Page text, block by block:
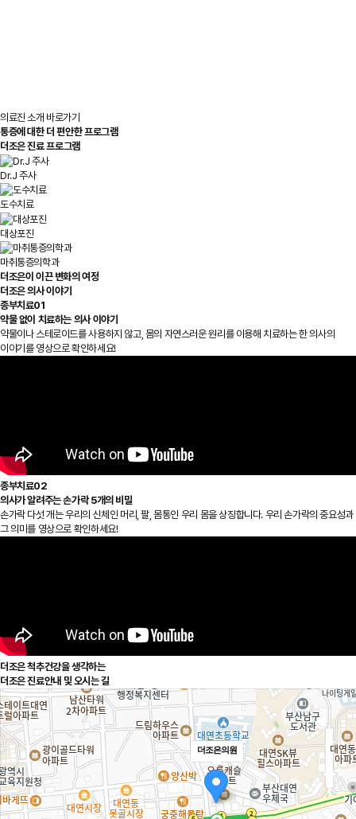
의료진 소개 바로가기
통증에 대한 더 편안한 프로그램
더조은 진료프로그램
Dr.J 주사
도수치료
대상포진
마취통증의학과
더조은이 이끈 변화의 여정
더조은의사 이야기
종부치료01
약물 없이 치료하는 의사 이야기
약물이나 스테로이드를 사용하지 않고, 몸의 자연스러운 원리를 이용해 치료하는 한 의사의
이야기를 영상으로 확인하세요!
종부치료02
의사가 알려주는 손가락 5개의 비밀
손가락 다섯 개는 우리의 신체인 머리, 팔, 몸통인 우리 몸을 상징합니다. 우리 손가락의 중요성과
그 의미를 영상으로 확인하세요!
더조은 척추건강을 생각하는
더조은진료안내 및 오시는 길
더조은의원